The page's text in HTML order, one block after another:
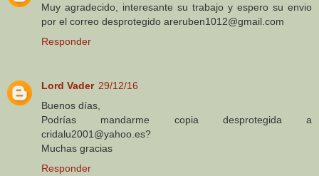
Muy agradecido, interesante su trabajo y espero su envio
por el correo desprotegido areruben1012@gmail.com
Responder
Lord Vader 29/12/16
Buenos días,
Podrías mandarme copia desprotegida a
cridalu2001@yahoo.es?
Muchas gracias
Responder